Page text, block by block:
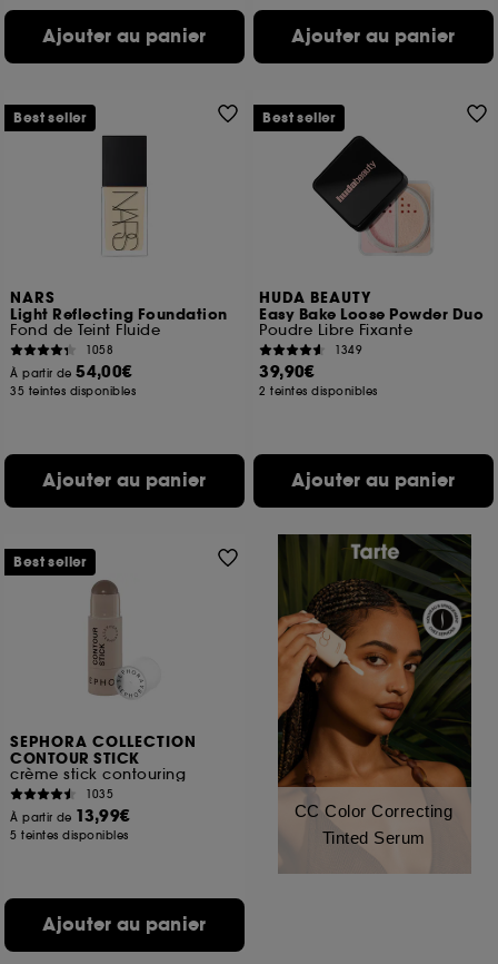
Ajouter au panier Ajouter au panier
NARS
Light Reflecting Foundation
Fond de Teint Fluide
1058
À partir de54,00€
35 teintes disponibles
Ajouter au panier
Best seller
HUDA BEAUTY
Easy Bake Loose Powder Duo
Poudre Libre Fixante
1349
39,90€
2 teintes disponibles
Ajouter au panier
Best seller
SEPHORA COLLECTION
CONTOUR STICK
crème stick contouring
1035
À partir de 13,99€
5 teintes disponibles
Ajouter au panier
Best seller
CC Color Correcting
Tinted Serum